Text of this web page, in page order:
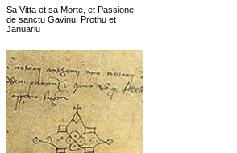
Sa Vitta et sa Morte, et Passione
de sanctu Gavinu, Prothu et
Januariu